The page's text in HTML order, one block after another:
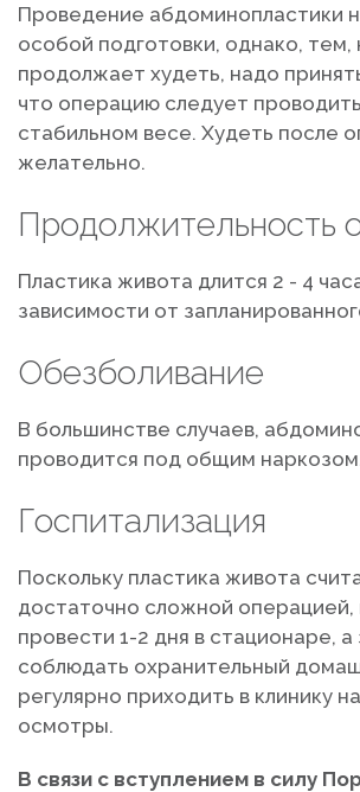
Проведение абдоминопластики
особой подготовки, однако, тем,
продолжает худеть, надо
что операцию следует
стабильном весе. Худеть после
желательно.
Продолжительность
Пластика живота длится 2 - 4
зависимости от
Обезболивание
В большинстве случаев,
проводится под общим
Госпитализация
Поскольку пластика живота
достаточно сложной
провести 1-2 дня в стационаре, а
соблюдать охранительный
регулярно приходить в клинику
осмотры.
В связи с вступлением в силу